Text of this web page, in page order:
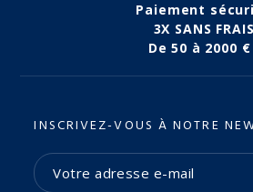
Paiement
3X SANS FRAIS
De 50 à 2000
INSCRIVEZ-VOUS À NOTRE